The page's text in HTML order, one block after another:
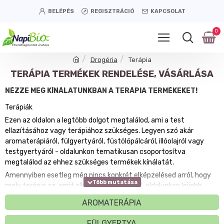
BELÉPÉS REGISZTRÁCIÓ KAPCSOLAT
0
Drogéria Terápia
TERÁPIA TERMÉKEK RENDELÉSE, VÁSÁRLÁSA
NÉZZE MEG KÍNÁLATUNKBAN A TERÁPIA TERMÉKEKET!
Terápiák
Ezen az oldalon a legtöbb dolgot megtalálod, ami a test
ellazításához vagy terápiához szükséges. Legyen szó akár
aromaterápiáról, fülgyertyáról, füstölőpálcáról, illóolajról vagy
testgyertyáról - oldalunkon tematikusan csoportosítva
megtalálod az ehhez szükséges termékek kínálatát.
Amennyiben esetleg még nincs konkrét elképzelésed arról, hogy
mely terápia az, amit alkalmazni szeretnél, oldalunkon lejjebb
lapozva, illetve az oldalak továbblapozásával tudod a teljes
kínálatot megtekinteni. Amennyiben már konkrét ötleted van arra
vonatkozóan, hogy mit szeretnél nálunk beszerezni, a szűrők
AROMATERÁPIA